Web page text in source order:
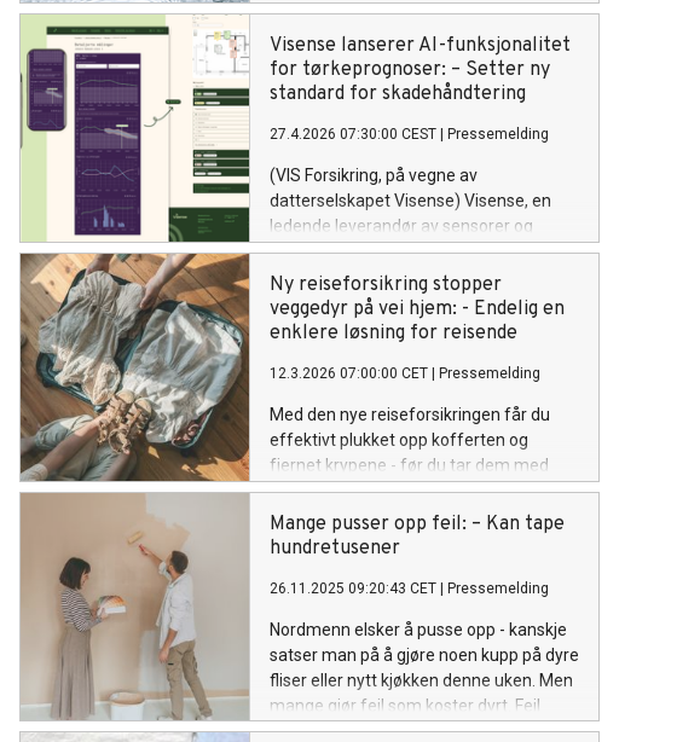
fremover. Men langt fra alle boligeiere
sjekker for skader.
Visense lanserer AI-funksjonalitet
for tørkeprognoser: – Setter ny
standard for skadehåndtering
27.4.2026 07:30:00 CEST Pressemelding
(VIS Forsikring, på vegne av
datterselskapet Visense) Visense, en
ledende leverandør av sensorer og
digitale plattformer for
skadehåndteringsbransjen, lanserer i
dag en nyutivklet AI-funksjonalitet som
vil endre måten fuktskader håndteres
Ny reiseforsikring stopper
veggedyr på vei hjem: - Endelig en
enklere løsning for reisende
12.3.2026 07:00:00 CET Pressemelding
Med den nye reiseforsikringen får du
effektivt plukket opp kofferten og
fjernet krypene - før du tar dem med
hjem og tømmer lommeboken.
Løsningen er utviklet av VIS Forsikring og
leverandør Rentokil.
Mange pusser opp feil: – Kan tape
hundretusener
26.11.2025 09:20:43 CET Pressemelding
Nordmenn elsker å pusse opp - kanskje
satser man på å gjøre noen kupp på dyre
fliser eller nytt kjøkken denne uken. Men
mange gjør feil som koster dyrt. Feil
arbeid, feil materialvalg og manglende